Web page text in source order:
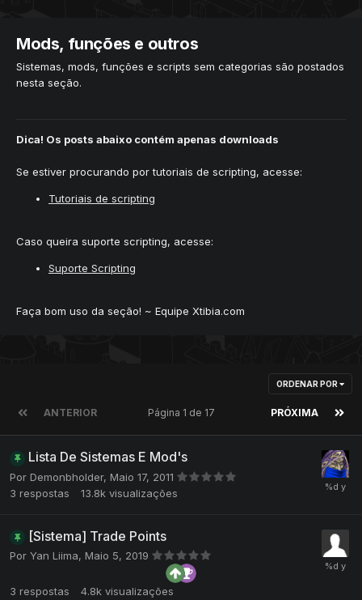
Mods, funções e outros
Sistemas, mods, funções e scripts sem categorias são postados
nesta seção.
Dica! Os posts abaixo contém apenas downloads
Se estiver procurando por tutoriais de scripting, acesse:
Tutoriais de scripting
Caso queira suporte scripting, acesse:
Suporte Scripting
Faça bom uso da seção! ~ Equipe Xtibia.com
ORDENAR POR
ANTERIOR PRÓXIMA
Página 1 de 17
Lista De Sistemas E Mod's
Por Demonbholder, Maio 17, 2011
3 respostas 13.8k visualizações
[Sistema] Trade Points
Por Yan Liima, Maio 5, 2019
3 respostas 4.8k visualizações